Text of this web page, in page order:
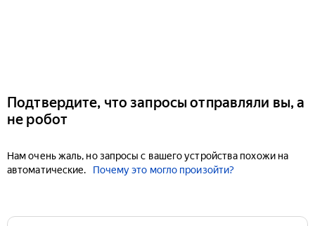
Подтвердите, что запросы отправляли вы, а
не робот
Нам очень жаль, но запросы с вашего устройства похожи на
автоматические.
Почему это могло произойти?